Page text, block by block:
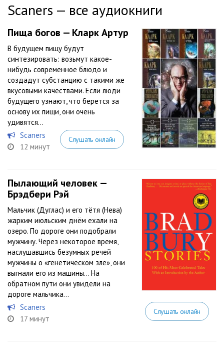
Scaners — все аудиокниги
Пища богов — Кларк Артур
В будущем пищу будут
синтезировать: возьмут какое-
нибудь современное блюдо и
создадут субстанцию с такими же
вкусовыми качествами. Если люди
будущего узнают, что берется за
основу их пищи, они очень
удивятся…
Scaners
12 минут
Слушать онлайн
Пылающий человек —
Брэдбери Рэй
Мальчик (Дуглас) и его тётя (Нева)
жарким июльским днём ехали на
озеро. По дороге они подобрали
мужчину. Через некоторое время,
наслушавшись безумных речей
мужчины о «генетическом зле», они
выгнали его из машины… На
обратном пути они увидели на
дороге мальчика…
Scaners
17 минут
Слушать онлайн